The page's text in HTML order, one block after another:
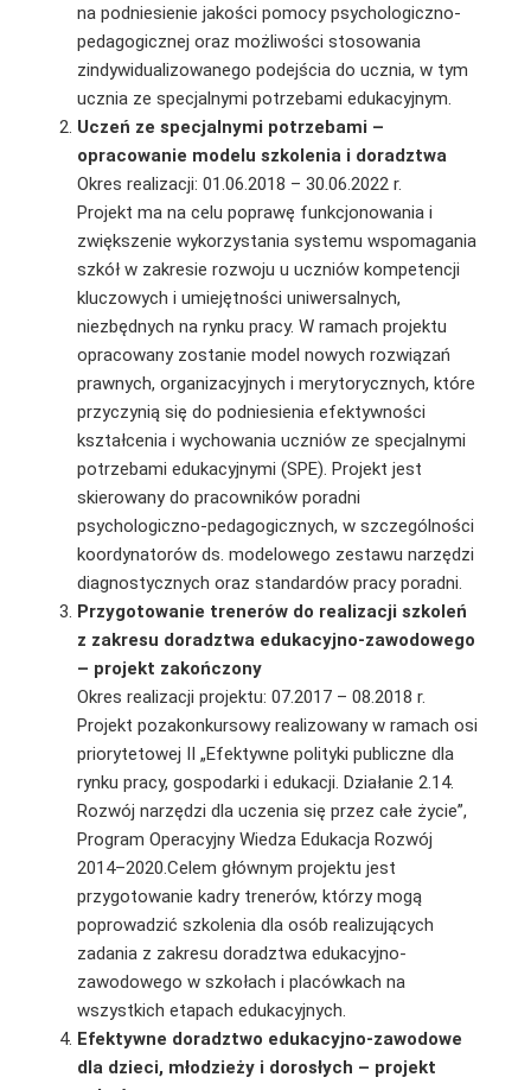
na podniesienie jakości pomocy psychologiczno-
pedagogicznej oraz możliwości stosowania
zindywidualizowanego podejścia do ucznia, w tym
ucznia ze specjalnymi potrzebami edukacyjnym.
Uczeń ze specjalnymi potrzebami –
opracowanie modelu szkolenia i doradztwa
Okres realizacji: 01.06.2018 – 30.06.2022 r.
Projekt ma na celu poprawę funkcjonowania i
zwiększenie wykorzystania systemu wspomagania
szkół w zakresie rozwoju u uczniów kompetencji
kluczowych i umiejętności uniwersalnych,
niezbędnych na rynku pracy. W ramach projektu
opracowany zostanie model nowych rozwiązań
prawnych, organizacyjnych i merytorycznych, które
przyczynią się do podniesienia efektywności
kształcenia i wychowania uczniów ze specjalnymi
potrzebami edukacyjnymi (SPE). Projekt jest
skierowany do pracowników poradni
psychologiczno-pedagogicznych, w szczególności
koordynatorów ds. modelowego zestawu narzędzi
diagnostycznych oraz standardów pracy poradni.
Przygotowanie trenerów do realizacji szkoleń
z zakresu doradztwa edukacyjno-zawodowego
– projekt zakończony
Okres realizacji projektu: 07.2017 – 08.2018 r.
Projekt pozakonkursowy realizowany w ramach osi
priorytetowej II „Efektywne polityki pu­bliczne dla
rynku pracy, gospodarki i edukacji. Działanie 2.14.
Rozwój narzędzi dla uczenia się przez całe życie”,
Program Operacyjny Wiedza Edukacja Rozwój
2014–2020.Celem głównym projektu jest
przygotowanie kadry trenerów, którzy mogą
poprowadzić szkolenia dla osób realizujących
zadania z zakresu doradztwa edukacyjno-
zawodowego w szkołach i placówkach na
wszystkich etapach edukacyjnych.
Efektywne doradztwo edukacyjno-zawodowe
dla dzieci, młodzieży i dorosłych – projekt